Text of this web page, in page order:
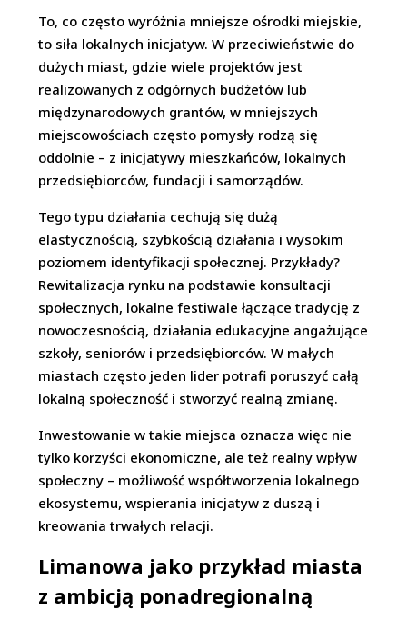
To, co często wyróżnia mniejsze ośrodki miejskie,
to siła lokalnych inicjatyw. W przeciwieństwie do
dużych miast, gdzie wiele projektów jest
realizowanych z odgórnych budżetów lub
międzynarodowych grantów, w mniejszych
miejscowościach często pomysły rodzą się
oddolnie – z inicjatywy mieszkańców, lokalnych
przedsiębiorców, fundacji i samorządów.
Tego typu działania cechują się dużą
elastycznością, szybkością działania i wysokim
poziomem identyfikacji społecznej. Przykłady?
Rewitalizacja rynku na podstawie konsultacji
społecznych, lokalne festiwale łączące tradycję z
nowoczesnością, działania edukacyjne angażujące
szkoły, seniorów i przedsiębiorców. W małych
miastach często jeden lider potrafi poruszyć całą
lokalną społeczność i stworzyć realną zmianę.
Inwestowanie w takie miejsca oznacza więc nie
tylko korzyści ekonomiczne, ale też realny wpływ
społeczny – możliwość współtworzenia lokalnego
ekosystemu, wspierania inicjatyw z duszą i
kreowania trwałych relacji.
Limanowa jako przykład miasta
z ambicją ponadregionalną